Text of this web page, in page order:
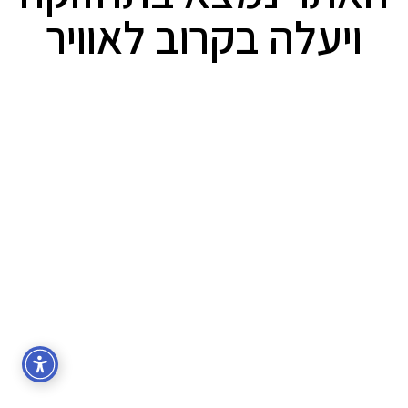
ויעלה בקרוב לאוויר